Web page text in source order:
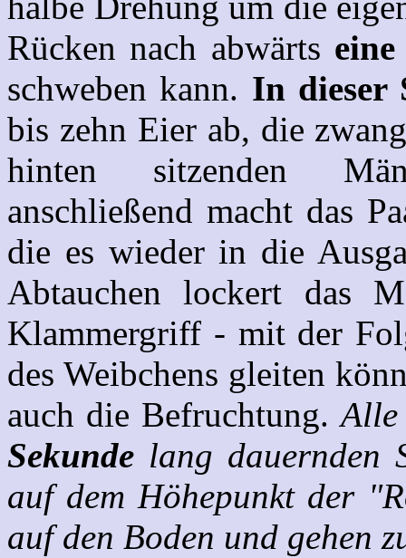
Rücken nach abwärts
schweben kann. In dieser
bis zehn Eier ab, die
hinten sitzenden
anschließend macht das
die es wieder in die
Abtauchen lockert das
Klammergriff - mit der
des Weibchens gleiten
auch die Befruchtung.Alle
Sekunde lang dauernden
auf dem Höhepunkt der
auf den Boden und gehen